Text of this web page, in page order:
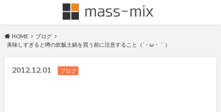
せ
HOME
ブログ
美味しすぎると噂の炊飯土鍋を買う前に注意すること（´・ω・｀）
2012.12.01 ブログ